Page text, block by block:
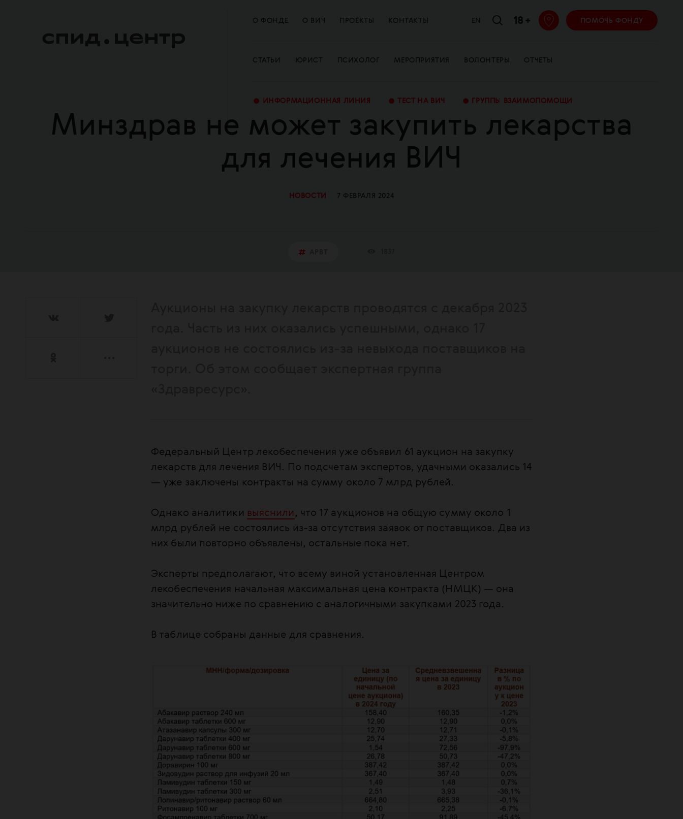
О ФОНДЕ О ВИЧ ПРОЕКТЫ КОНТАКТЫ
СТАТЬИ ЮРИСТ ПСИХОЛОГ МЕРОПРИЯТИЯ ВОЛОНТЕРЫ ОТЧЕТЫ
• ИНФОРМАЦИОННАЯ ЛИНИЯ • ТЕСТ НА ВИЧ • ГРУППЫ ВЗАИМОПОМОЩИ
EN 18 + ПОМОЧЬ ФОНДУ
Минздрав не может закупить лекарства
для лечения ВИЧ
НОВОСТИ 7 ФЕВРАЛЯ 2024
Федеральный Центр лекобеспечения уже объявил 61 аукцион на закупку
лекарств для лечения ВИЧ. По подсчетам экспертов, удачными оказались 14
— уже заключены контракты на сумму около 7 млрд рублей.
Однако аналитики выяснили , что 17 аукционов на общую сумму около 1
млрд рублей не состоялись из-за отсутствия заявок от поставщиков. Два из
них были повторно объявлены, остальные пока нет.
Эксперты предполагают, что всему виной установленная Центром
лекобеспечения начальная максимальная цена контракта (НМЦК) — она
значительно ниже по сравнению с аналогичными закупками 2023 года.
В таблице собраны данные для сравнения.